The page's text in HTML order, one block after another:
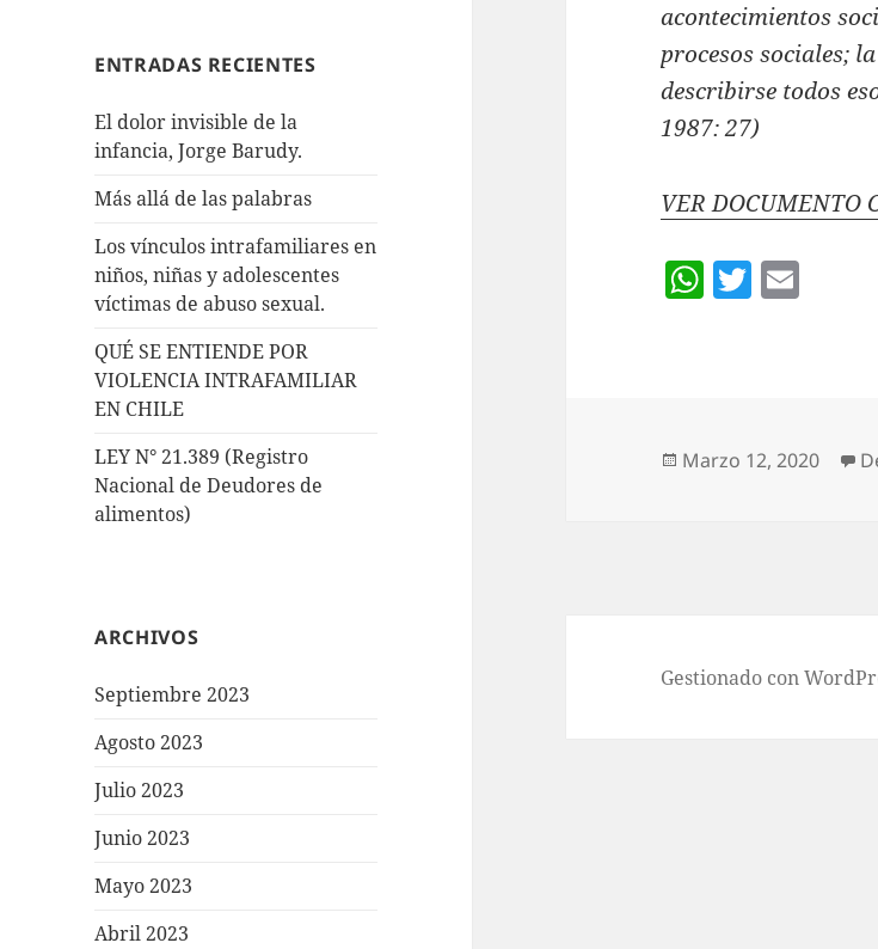
ENTRADAS RECIENTES
El dolor invisible de la
infancia, Jorge Barudy.
Más allá de las palabras
Los vínculos intrafamiliares en
niños, niñas y adolescentes
víctimas de abuso sexual.
QUÉ SE ENTIENDE POR
VIOLENCIA INTRAFAMILIAR
EN CHILE
LEY N° 21.389 (Registro
Nacional de Deudores de
alimentos)
ARCHIVOS
Septiembre 2023
Agosto 2023
Julio 2023
Junio 2023
Mayo 2023
Abril 2023
acontecimientos
procesos sociales;
describirse todos
1987: 27)
VER DOCUMENTO
W
p
T
Publicado
Marzo 12, 2020
Gestionado con